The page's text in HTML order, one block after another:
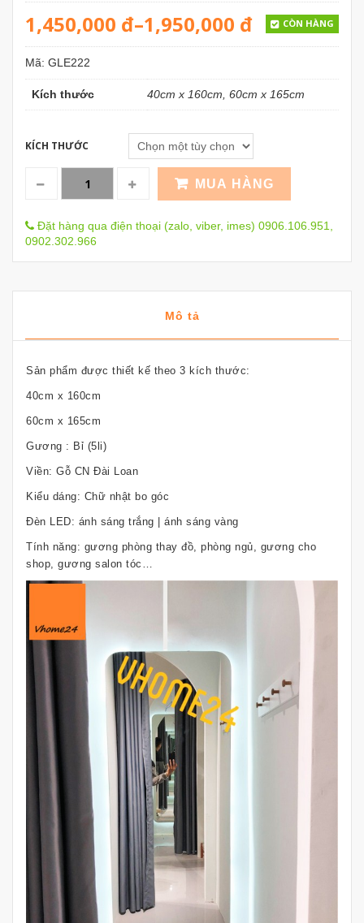
1,450,000 đ–1,950,000 đ CÒN HÀNG
Mã: GLE222
Kích thước 40cm x 160cm, 60cm x 165cm
KÍCH THƯỚC
MUA HÀNG
Đặt hàng qua điện thoại (zalo, viber, imes) 0906.106.951,
0902.302.966
Mô tả
Sản phẩm được thiết kế theo 3 kích thước:
40cm x 160cm
60cm x 165cm
Gương : Bỉ (5li)
Viền: Gỗ CN Đài Loan
Kiểu dáng: Chữ nhật bo góc
Đèn LED: ánh sáng trắng | ánh sáng vàng
Tính năng: gương phòng thay đồ, phòng ngủ, gương cho
shop, gương salon tóc…